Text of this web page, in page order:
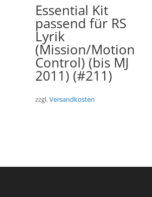
Essential Kit
passend für RS
Lyrik
(Mission/Motion
Control) (bis MJ
2011) (#211)
zzgl.Versandkosten